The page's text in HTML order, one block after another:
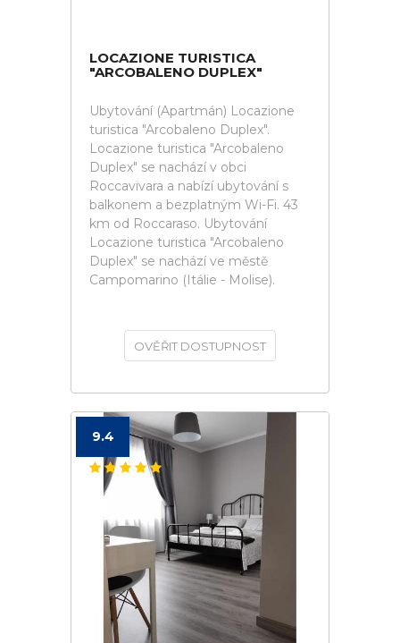
LOCAZIONE TURISTICA
"ARCOBALENO DUPLEX"
Ubytování (Apartmán) Locazione
turistica "Arcobaleno Duplex".
Locazione turistica "Arcobaleno
Duplex" se nachází v obci
Roccavivara a nabízí ubytování s
balkonem a bezplatným Wi-Fi. 43
km od Roccaraso. Ubytování
Locazione turistica "Arcobaleno
Duplex" se nachází ve městě
Campomarino (Itálie - Molise).
OVĚŘIT DOSTUPNOST
9.4